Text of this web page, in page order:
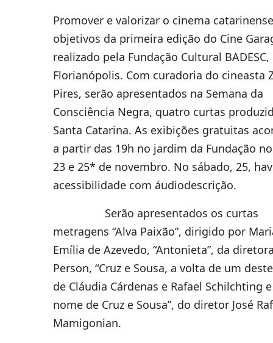
Promover e valorizar o cinema
objetivos da primeira edição do Cine
realizado pela Fundação Cultural BADESC,
Florianópolis. Com curadoria do cineasta
Pires, serão apresentados na Semana da
Consciência Negra, quatro curtas
Santa Catarina. As exibições gratuitas
a partir das 19h no jardim da Fundação
23 e 25* de novembro. No sábado, 25,
acessibilidade com áudiodescrição.
Serão apresentados os curtas
metragens “Alva Paixão”, dirigido por
Emília de Azevedo, “Antonieta”, da
Person, “Cruz e Sousa, a volta de um
de Cláudia Cárdenas e Rafael Schilchting e
nome de Cruz e Sousa”, do diretor José
Mamigonian.